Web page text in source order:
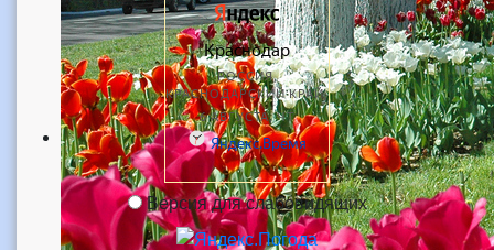
Версия для слабовидящих